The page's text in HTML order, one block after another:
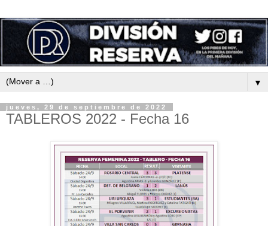
▼
jueves, 29 de septiembre de 2022
TABLEROS 2022 - Fecha 16